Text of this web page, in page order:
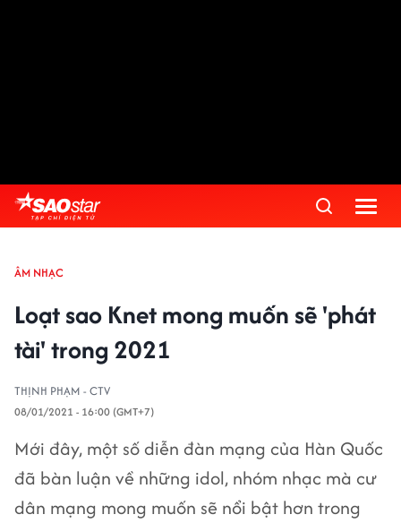
ÂM NHẠC
Loạt sao Knet mong muốn sẽ 'phát
tài' trong 2021
THỊNH PHẠM - CTV
08/01/2021 - 16:00 (GMT+7)
Mới đây, một số diễn đàn mạng của Hàn Quốc
đã bàn luận về những idol, nhóm nhạc mà cư
dân mạng mong muốn sẽ nổi bật hơn trong